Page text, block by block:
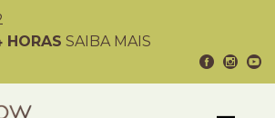
HORAS SAIBA MAIS